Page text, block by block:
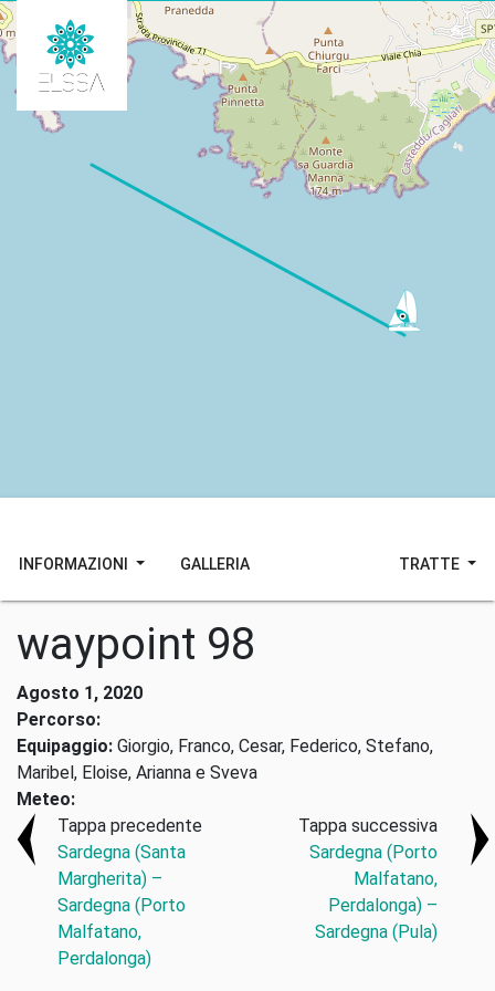
INFORMAZIONI GALLERIA TRATTE
waypoint 98
Agosto 1, 2020
Percorso:
Equipaggio: Giorgio, Franco, Cesar, Federico, Stefano,
Maribel, Eloise, Arianna e Sveva
Meteo:
Tappa precedente
Sardegna (Santa
Margherita) –
Sardegna (Porto
Malfatano,
Perdalonga)
Tappa successiva
Sardegna (Porto
Malfatano,
Perdalonga) –
Sardegna (Pula)